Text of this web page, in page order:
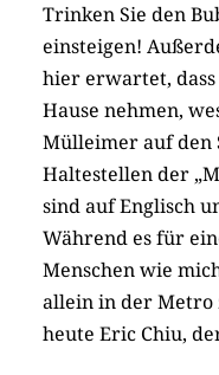
Trinken Sie den
einsteigen!
hier erwartet,
Hause nehmen,
Mülleimer auf den
Haltestellen der
sind auf Englisch
Während es für
Menschen wie
allein in der Metro
heute Eric Chiu,